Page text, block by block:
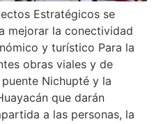
Estratégicos se
mejorar la conectividad
y turístico Para la
obras viales y de
Nichupté y la
que darán
a las personas, la